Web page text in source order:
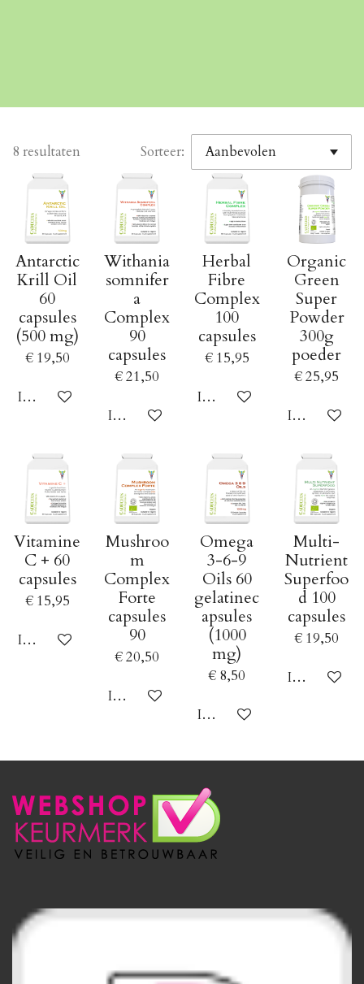
8 resultaten Sorteer:
Antarctic
Krill Oil
60
capsules
(500 mg)
€ 19,50
In winkelwagen
Withania
somnifer
a
Complex
90
capsules
€ 21,50
In winkelwagen
Herbal
Fibre
Complex
100
capsules
€ 15,95
In winkelwagen
Organic
Green
Super
Powder
300g
poeder
€ 25,95
In
Vitamine
C + 60
capsules
€ 15,95
In winkelwagen
Mushroo
m
Complex
Forte
capsules
90
€ 20,50
In winkelwagen
Omega
3-6-9
Oils 60
gelatinec
apsules
(1000
mg)
€ 8,50
In winkelwagen
Multi-
Nutrient
Superfoo
d 100
capsules
€ 19,50
In